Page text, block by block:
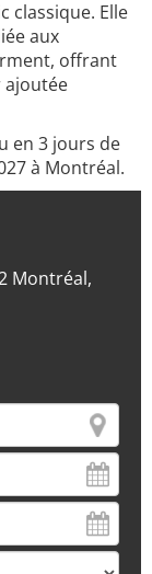
classique. Elle
aux
offrant
ajoutée
en 3 jours de
à Montréal.
Montréal,